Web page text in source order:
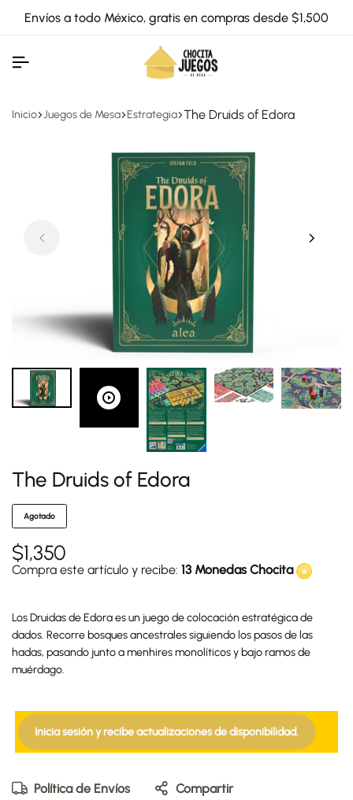
Envíos a todo México, gratis en compras desde $1,500
Inicio Juegos de Mesa Estrategia The Druids of Edora
The Druids of Edora
Agotado
$1,350
Compra este artículo y recibe: 13 Monedas Chocita
Los Druidas de Edora es un juego de colocación estratégica de
dados. Recorre bosques ancestrales siguiendo los pasos de las
hadas, pasando junto a menhires monolíticos y bajo ramos de
muérdago.
Inicia sesión y recibe actualizaciones de disponibilidad.
Política de Envíos Compartir